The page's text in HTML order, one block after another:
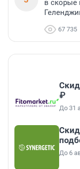
в скорые
67 735
₽
До 31
До 6